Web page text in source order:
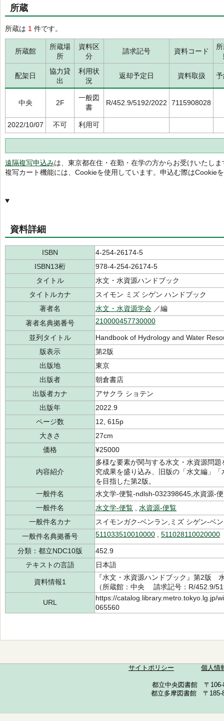
所蔵
所蔵は 1 件です。
所蔵館
所蔵場
所
資料区
分
請求記号 資料コード
配架日
協力貸
出
利用状
況
返却予定日 資料取扱
中央 2F
一般図
書
R/452.9/5192/2022 7115908028
2022/10/07 不可 利用可
遠隔複写申込みは、東京都在住・在勤・在学の方からお受けいたしま
複写カート機能には、Cookieを使用しています。申込む際はCookie
資料詳細
ISBN
4-254-26174-5
ISBN13桁
978-4-254-26174-5
タイトル
水文・水資源ハンドブック
タイトルカナ
スイモン ミズ シゲン ハンドブック
著者名
水文・水資源学会 ／編
著者名典拠番号
210000457730000
並列タイトル
Handbook of Hydrology and Water
版表示
第2版
出版地
東京
出版者
朝倉書店
出版者カナ
アサクラ ショテン
出版年
2022.9
ページ数
12, 615p
大きさ
27cm
価格
¥25000
内容紹介
多様な要素が関与する水文・水資源問
究成果を盛り込み、旧版の「水文編」
を目指した第2版。
一般件名
水文学-便覧-ndlsh-032398645,水資源-
一般件名
水文学-便覧
水資源-便覧
一般件名カナ
スイモンガク-ベンラン,ミズ シゲン-ベ
一般件名典拠番号
511033510010000 511028110020000
分類：都立NDC10版
452.9
テキストの言語
日本語
資料情報1
『水文・水資源ハンドブック』第2
（所蔵館：中央 請求記号：R/452.9/
URL
https://catalog.library.metro.tokyo.lg.jp/
065560
サイトポリシー 個人情
都立中央図書館 〒
都立多摩図書館 〒185-